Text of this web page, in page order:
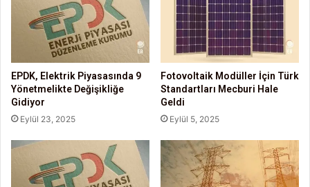
EPDK, Elektrik Piyasasında 9
Yönetmelikte Değişikliğe
Gidiyor
Eylül 23, 2025
Fotovoltaik Modüller İçin Türk
Standartları Mecburi Hale
Geldi
Eylül 5, 2025